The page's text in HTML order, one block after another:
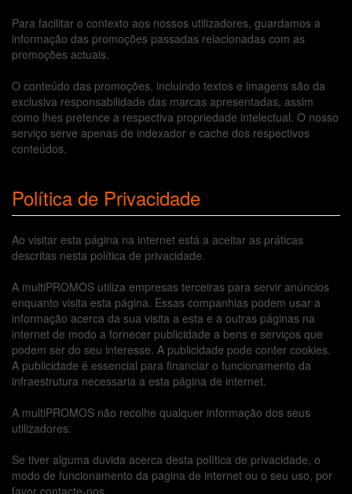
Para facilitar o contexto aos nossos utilizadores, guardamos a
informação das promoções passadas relacionadas com as
promoções actuais.
O conteúdo das promoções, incluindo textos e imagens são da
exclusiva responsabilidade das marcas apresentadas, assim
como lhes pretence a respectiva propriedade intelectual. O nosso
serviço serve apenas de indexador e cache dos respectivos
conteúdos.
Política de Privacidade
Ao visitar esta página na internet está a aceitar as práticas
descritas nesta política de privacidade.
A multiPROMOS utiliza empresas terceiras para servir anúncios
enquanto visita esta página. Essas companhias podem usar a
informação acerca da sua visita a esta e a outras páginas na
internet de modo a fornecer publicidade a bens e serviços que
podem ser do seu interesse. A publicidade pode conter cookies.
A publicidade é essencial para financiar o funcionamento da
infraestrutura necessaria a esta página de internet.
A multiPROMOS não recolhe qualquer informação dos seus
utilizadores.
Se tiver alguma duvida acerca desta política de privacidade, o
modo de funcionamento da pagina de internet ou o seu uso, por
favor contacte-nos.